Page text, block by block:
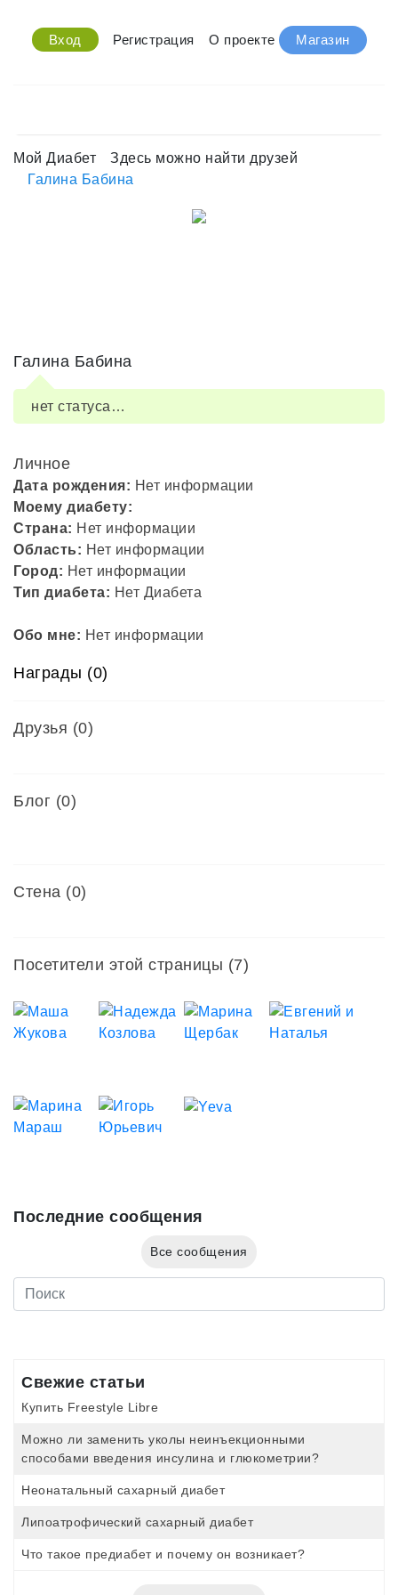
Вход Регистрация О проекте Магазин
Мой Диабет
Здесь можно найти друзей
Галина Бабина
Галина Бабина
нет статуса…
Личное
Дата рождения: Нет информации
Моему диабету:
Страна: Нет информации
Область: Нет информации
Город: Нет информации
Тип диабета: Нет Диабета
Обо мне: Нет информации
Награды (0)
Друзья (0)
Блог (0)
Стена (0)
Посетители этой страницы (7)
Последние сообщения
Все сообщения
Свежие статьи
Купить Freestyle Libre
Можно ли заменить уколы неинъекционными
способами введения инсулина и глюкометрии?
Неонатальный сахарный диабет
Липоатрофический сахарный диабет
Что такое предиабет и почему он возникает?